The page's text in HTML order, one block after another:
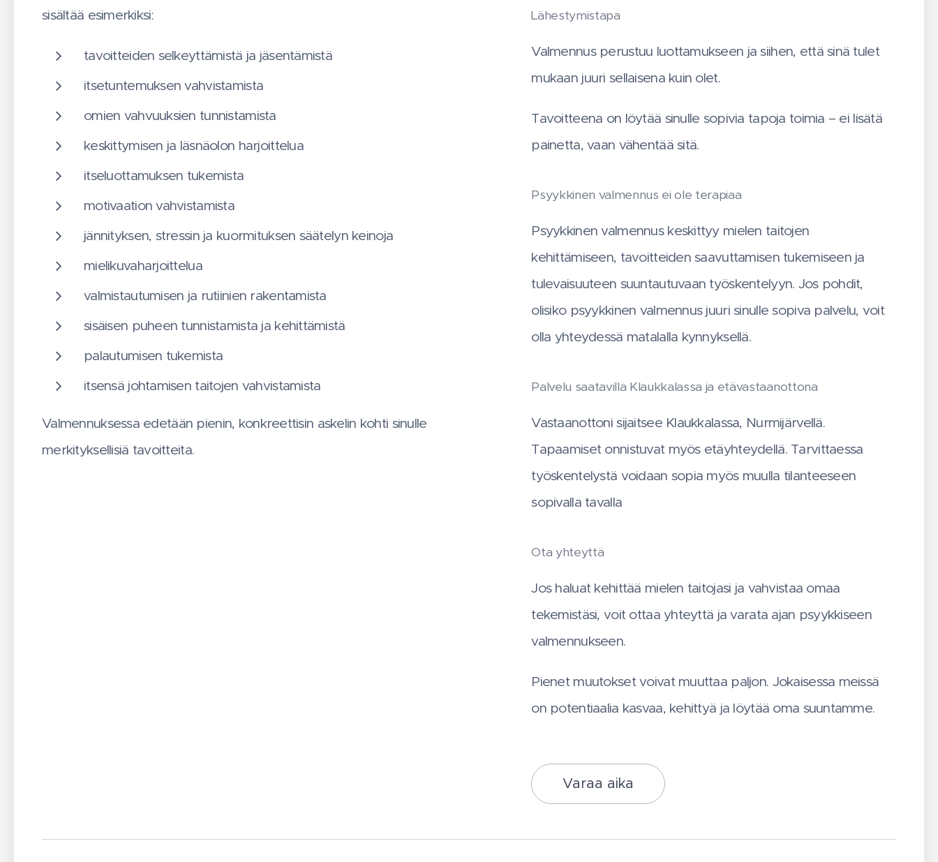
sisältää esimerkiksi:
tavoitteiden selkeyttämistä ja jäsentämistä
itsetuntemuksen vahvistamista
omien vahvuuksien tunnistamista
keskittymisen ja läsnäolon harjoittelua
itseluottamuksen tukemista
motivaation vahvistamista
jännityksen, stressin ja kuormituksen säätelyn keinoja
mielikuvaharjoittelua
valmistautumisen ja rutiinien rakentamista
sisäisen puheen tunnistamista ja kehittämistä
palautumisen tukemista
itsensä johtamisen taitojen vahvistamista
Valmennuksessa edetään pienin, konkreettisin askelin kohti sinulle
merkityksellisiä tavoitteita.
Lähestymistapa
Valmennus perustuu luottamukseen ja siihen, että sinä tulet
mukaan juuri sellaisena kuin olet.
Tavoitteena on löytää sinulle sopivia tapoja toimia – ei lisätä
painetta, vaan vähentää sitä.
Psyykkinen valmennus ei ole terapiaa
Psyykkinen valmennus keskittyy mielen taitojen
kehittämiseen, tavoitteiden saavuttamisen tukemiseen ja
tulevaisuuteen suuntautuvaan työskentelyyn. Jos pohdit,
olisiko psyykkinen valmennus juuri sinulle sopiva palvelu, voit
olla yhteydessä matalalla kynnyksellä.
Palvelu saatavilla Klaukkalassa ja etävastaanottona
Vastaanottoni sijaitsee Klaukkalassa, Nurmijärvellä.
Tapaamiset onnistuvat myös etäyhteydellä. Tarvittaessa
työskentelystä voidaan sopia myös muulla tilanteeseen
sopivalla tavalla
Ota yhteyttä
Jos haluat kehittää mielen taitojasi ja vahvistaa omaa
tekemistäsi, voit ottaa yhteyttä ja varata ajan psyykkiseen
valmennukseen.
Pienet muutokset voivat muuttaa paljon. Jokaisessa meissä
on potentiaalia kasvaa, kehittyä ja löytää oma suuntamme.
Varaa aika